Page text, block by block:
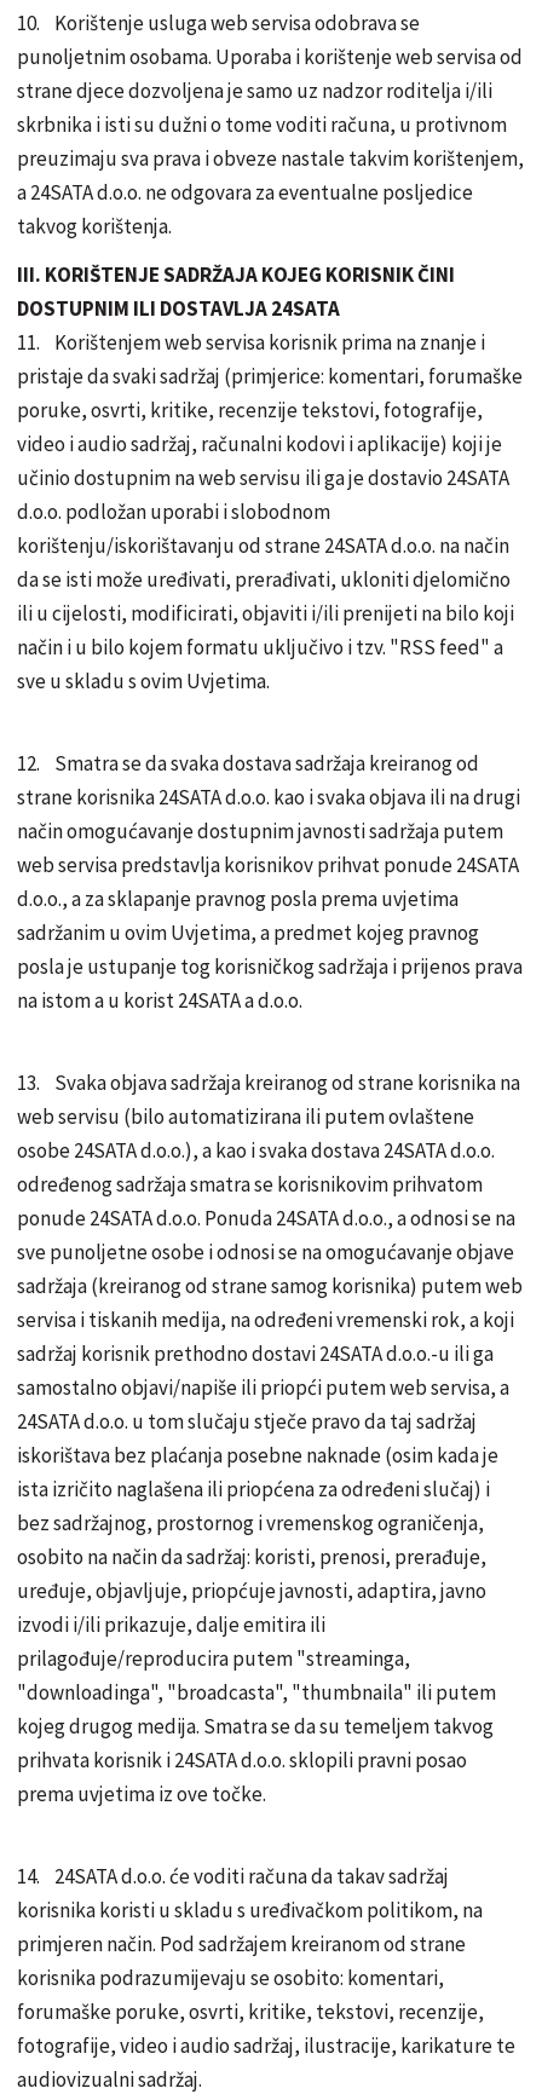
10. Korištenje usluga web servisa odobrava se
punoljetnim osobama. Uporaba i korištenje web servisa od
strane djece dozvoljena je samo uz nadzor roditelja i/ili
skrbnika i isti su dužni o tome voditi računa, u protivnom
preuzimaju sva prava i obveze nastale takvim korištenjem,
a 24SATA d.o.o. ne odgovara za eventualne posljedice
takvog korištenja.
III. KORIŠTENJE SADRŽAJA KOJEG KORISNIK ČINI
DOSTUPNIM ILI DOSTAVLJA 24SATA
11. Korištenjem web servisa korisnik prima na znanje i
pristaje da svaki sadržaj (primjerice: komentari, forumaške
poruke, osvrti, kritike, recenzije tekstovi, fotografije,
video i audio sadržaj, računalni kodovi i aplikacije) koji je
učinio dostupnim na web servisu ili ga je dostavio 24SATA
d.o.o. podložan uporabi i slobodnom
korištenju/iskorištavanju od strane 24SATA d.o.o. na način
da se isti može uređivati, prerađivati, ukloniti djelomično
ili u cijelosti, modificirati, objaviti i/ili prenijeti na bilo koji
način i u bilo kojem formatu uključivo i tzv. "RSS feed" a
sve u skladu s ovim Uvjetima.
12. Smatra se da svaka dostava sadržaja kreiranog od
strane korisnika 24SATA d.o.o. kao i svaka objava ili na drugi
način omogućavanje dostupnim javnosti sadržaja putem
web servisa predstavlja korisnikov prihvat ponude 24SATA
d.o.o., a za sklapanje pravnog posla prema uvjetima
sadržanim u ovim Uvjetima, a predmet kojeg pravnog
posla je ustupanje tog korisničkog sadržaja i prijenos prava
na istom a u korist 24SATA a d.o.o.
13. Svaka objava sadržaja kreiranog od strane korisnika na
web servisu (bilo automatizirana ili putem ovlaštene
osobe 24SATA d.o.o.), a kao i svaka dostava 24SATA d.o.o.
određenog sadržaja smatra se korisnikovim prihvatom
ponude 24SATA d.o.o. Ponuda 24SATA d.o.o., a odnosi se na
sve punoljetne osobe i odnosi se na omogućavanje objave
sadržaja (kreiranog od strane samog korisnika) putem web
servisa i tiskanih medija, na određeni vremenski rok, a koji
sadržaj korisnik prethodno dostavi 24SATA d.o.o.-u ili ga
samostalno objavi/napiše ili priopći putem web servisa, a
24SATA d.o.o. u tom slučaju stječe pravo da taj sadržaj
iskorištava bez plaćanja posebne naknade (osim kada je
ista izričito naglašena ili priopćena za određeni slučaj) i
bez sadržajnog, prostornog i vremenskog ograničenja,
osobito na način da sadržaj: koristi, prenosi, prerađuje,
uređuje, objavljuje, priopćuje javnosti, adaptira, javno
izvodi i/ili prikazuje, dalje emitira ili
prilagođuje/reproducira putem "streaminga,
"downloadinga", "broadcasta", "thumbnaila" ili putem
kojeg drugog medija. Smatra se da su temeljem takvog
prihvata korisnik i 24SATA d.o.o. sklopili pravni posao
prema uvjetima iz ove točke.
14. 24SATA d.o.o. će voditi računa da takav sadržaj
korisnika koristi u skladu s uređivačkom politikom, na
primjeren način. Pod sadržajem kreiranom od strane
korisnika podrazumijevaju se osobito: komentari,
forumaške poruke, osvrti, kritike, tekstovi, recenzije,
fotografije, video i audio sadržaj, ilustracije, karikature te
audiovizualni sadržaj.